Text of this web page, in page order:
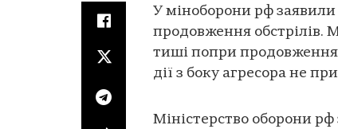
У міноборони рф
продовження обстрілів.
тиші попри продовження
дії з боку агресора не
Міністерство оборони рф